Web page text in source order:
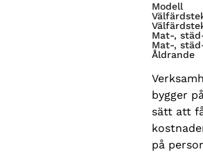
Modell
Mat-,
Mat-,
Åldrande
bygger
sätt att
på